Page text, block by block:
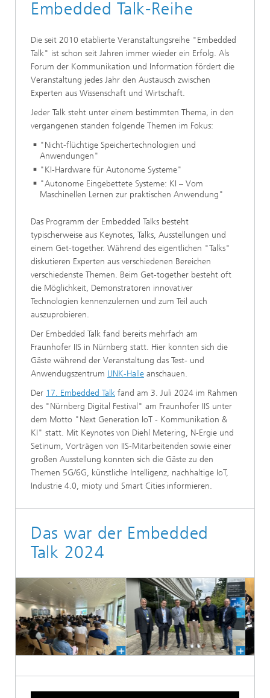
Embedded Talk-Reihe
Die seit 2010 etablierte Veranstaltungsreihe "Embedded
Talk" ist schon seit Jahren immer wieder ein Erfolg. Als
Forum der Kommunikation und Information fördert die
Veranstaltung jedes Jahr den Austausch zwischen
Experten aus Wissenschaft und Wirtschaft.
Jeder Talk steht unter einem bestimmten Thema, in den
vergangenen standen folgende Themen im Fokus:
"Nicht-flüchtige Speichertechnologien und
Anwendungen"
"KI-Hardware für Autonome Systeme"
"Autonome Eingebettete Systeme: KI – Vom
Maschinellen Lernen zur praktischen Anwendung"
Das Programm der Embedded Talks besteht
typischerweise aus Keynotes, Talks, Ausstellungen und
einem Get-together. Während des eigentlichen "Talks"
diskutieren Experten aus verschiedenen Bereichen
verschiedenste Themen. Beim Get-together besteht oft
die Möglichkeit, Demonstratoren innovativer
Technologien kennenzulernen und zum Teil auch
auszuprobieren.
Der Embedded Talk fand bereits mehrfach am
Fraunhofer IIS in Nürnberg statt. Hier konnten sich die
Gäste während der Veranstaltung das Test- und
Anwendugszentrum LINK-Halle anschauen.
Der 17. Embedded Talk fand am 3. Juli 2024 im Rahmen
des "Nürnberg Digital Festival" am Fraunhofer IIS unter
dem Motto "Next Generation IoT - Kommunikation &
KI" statt. Mit Keynotes von Diehl Metering, N-Ergie und
Setinum, Vorträgen von IIS-Mitarbeitenden sowie einer
großen Ausstellung konnten sich die Gäste zu den
Themen 5G/6G, künstliche Intelligenz, nachhaltige IoT,
Industrie 4.0, mioty und Smart Cities informieren.
Das war der Embedded
Talk 2024